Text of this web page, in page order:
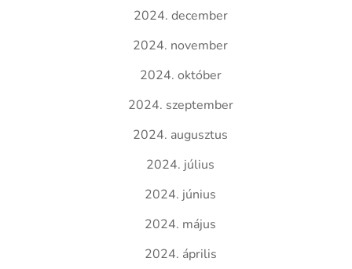
2024. december
2024. november
2024. október
2024. szeptember
2024. augusztus
2024. július
2024. június
2024. május
2024. április